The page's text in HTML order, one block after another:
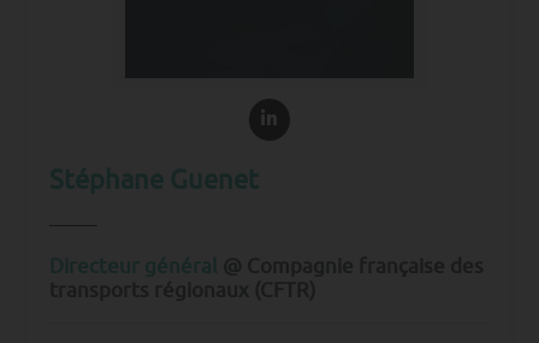
Stéphane Guenet
Directeur général